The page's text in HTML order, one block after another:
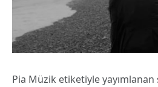
Pia Müzik etiketiyle